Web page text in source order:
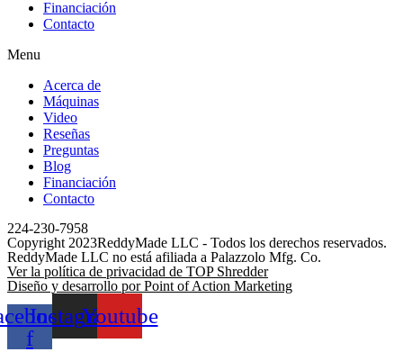
Financiación
Contacto
Menu
Acerca de
Máquinas
Video
Reseñas
Preguntas
Blog
Financiación
Contacto
224-230-7958
Copyright 2023ReddyMade LLC - Todos los derechos reservados.
ReddyMade LLC no está afiliada a Palazzolo Mfg. Co.
Ver la política de privacidad de TOP Shredder
Diseño y desarrollo por Point of Action Marketing
f
InstagramYoutube